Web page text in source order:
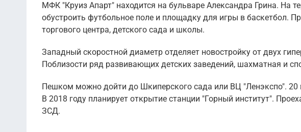
МФК "Круиз Апарт" находится на бульваре Александра Грина. На
обустроить футбольное поле и площадку для игры в баскетбол.
торгового центра, детского сада и школы.
Западный скоростной диаметр отделяет новостройку от двух
Поблизости ряд развивающих детских заведений, шахматная и
Пешком можно дойти до Шкиперского сада или ВЦ "Ленэкспо". 20
В 2018 году планирует открытие станции "Горный институт".
ЗСД.